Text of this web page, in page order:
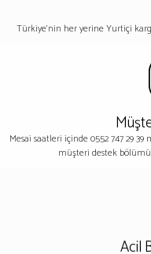
Türkiye'nin her yerine Yurtiçi
Mesai saatleri içinde 0552 747 29
müşteri destek
Acil